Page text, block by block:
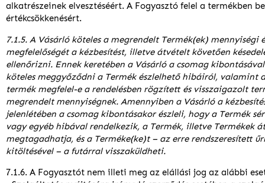
alkatrészeinek elvesztéséért. A Fogyasztó felel a termékben
értékcsökkenésért.
7.1.5. A Vásárló köteles a megrendelt Termék(ek) mennyiségi
megfelelőségét a kézbesítést, illetve átvételt követően
ellenőrizni. Ennek keretében a Vásárló a csomag
köteles meggyőződni a Termék észlelhető hibáiról, valamint
termék megfelel-e a rendelésben rögzített és visszaigazolt
megrendelt mennyiségnek. Amennyiben a Vásárló a
jelenlétében a csomag kibontásakor észleli, hogy a Termék
vagy egyéb hibával rendelkezik, a Termék, illetve Termékek
megtagadhatja, és a Terméke(ke)t – az erre rendszeresített
kitöltésével – a futárral visszaküldheti.
7.1.6. A Fogyasztót nem illeti meg az elállási jog az alábbi